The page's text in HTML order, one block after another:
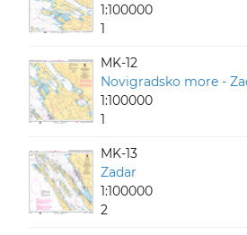
1:100000
1
MK-12
Novigradsko more -
1:100000
1
MK-13
Zadar
1:100000
2